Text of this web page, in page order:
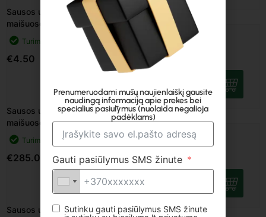
Sausos uosio malkos 22l
maišuose, 88 vnt
Turime
Sausos uosio malkos 40l
maišuose, 1 vnt
Turime
€
Prenumeruodami mūsų naujienlaiškį gausite
naudingą informaciją apie prekes bei
specialius pasiūlymus (nuolaida negalioja
padėklams)
Gauti pasiūlymus SMS žinute
Sutinku gauti pasiūlymus SMS žinute